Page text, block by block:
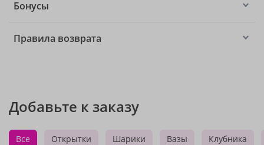
Бонусы
Правила возврата
Добавьте к заказу
Все Открытки Шарики Вазы Клубника